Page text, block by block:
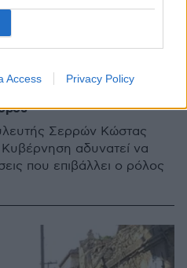
Access Privacy Policy
Σερρών Κώστας
Κυβέρνηση αδυνατεί να
που επιβάλλει ο ρόλος